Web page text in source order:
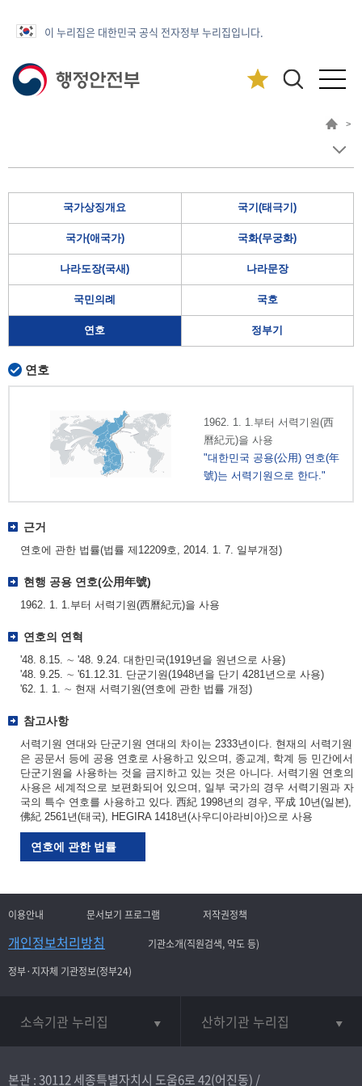
이 누리집은 대한민국 공식 전자정부 누리집입니다.
>
국가상징개요 국기(태극기)
국가(애국가) 국화(무궁화)
나라도장(국새) 나라문장
국민의례 국호
연호 정부기
연호
1962. 1. 1.부터 서력기원(西
曆紀元)을 사용
"대한민국 공용(公用) 연호(年
號)는 서력기원으로 한다."
근거
연호에 관한 법률(법률 제12209호, 2014. 1. 7. 일부개정)
현행 공용 연호(公用年號)
1962. 1. 1.부터 서력기원(西曆紀元)을 사용
연호의 연혁
'48. 8.15. ∼ '48. 9.24. 대한민국(1919년을 원년으로 사용)
'48. 9.25. ∼ '61.12.31. 단군기원(1948년을 단기 4281년으로 사용)
'62. 1. 1. ∼ 현재 서력기원(연호에 관한 법률 개정)
참고사항
서력기원 연대와 단군기원 연대의 차이는 2333년이다. 현재의 서력기원
은 공문서 등에 공용 연호로 사용하고 있으며, 종교계, 학계 등 민간에서
단군기원을 사용하는 것을 금지하고 있는 것은 아니다. 서력기원 연호의
사용은 세계적으로 보편화되어 있으며, 일부 국가의 경우 서력기원과 자
국의 특수 연호를 사용하고 있다. 西紀 1998년의 경우, 平成 10년(일본),
佛紀 2561년(태국), HEGIRA 1418년(사우디아라비아)으로 사용
연호에 관한 법률
이용안내 문서보기 프로그램 저작권정책
개인정보처리방침
기관소개(직원검색, 약도 등)
정부·지자체 기관정보(정부24)
소속기관 누리집 산하기관 누리집
본관 : 30112 세종특별자치시 도움6로 42(어진동) /